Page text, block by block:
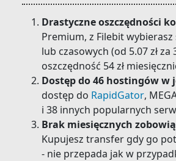
Drastyczne oszczędności
Premium, z Filebit
lub czasowych (od 5.07 zł
oszczędność 54 zł
Dostęp do 46 hostingów w
dostęp do RapidGator,
i 38 innych popularnych
Brak miesięcznych
Kupujesz transfer gdy go
- nie przepada jak w